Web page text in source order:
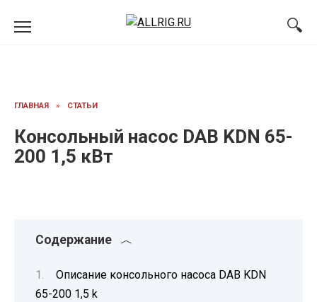
ГЛАВНАЯ » СТАТЬИ
Консольный насос DAB KDN 65-
200 1,5 кВт
Содержание
Описание консольного насоса DAB KDN
65-200 1,5 k